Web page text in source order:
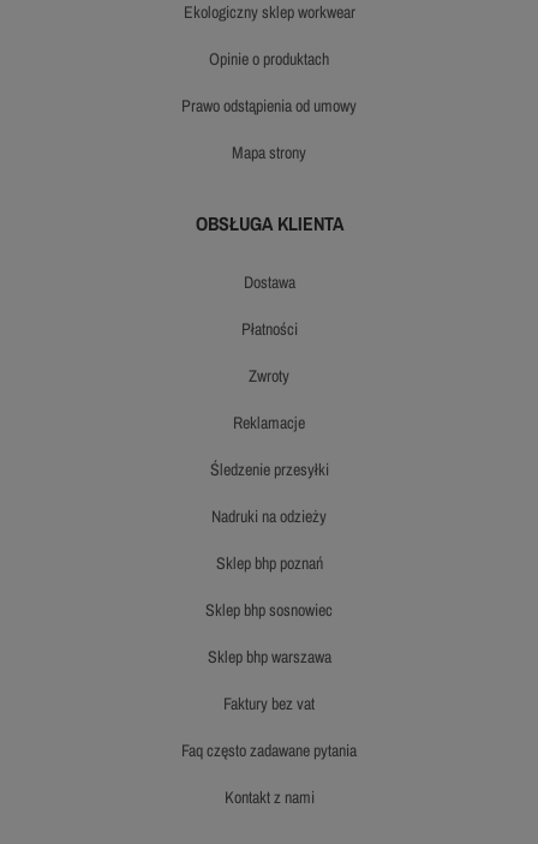
ekologiczny sklep workwear
opinie o produktach
prawo odstąpienia od umowy
mapa strony
OBSŁUGA KLIENTA
dostawa
płatności
zwroty
reklamacje
śledzenie przesyłki
nadruki na odzieży
sklep bhp poznań
sklep bhp sosnowiec
sklep bhp warszawa
faktury bez vat
faq często zadawane pytania
kontakt z nami